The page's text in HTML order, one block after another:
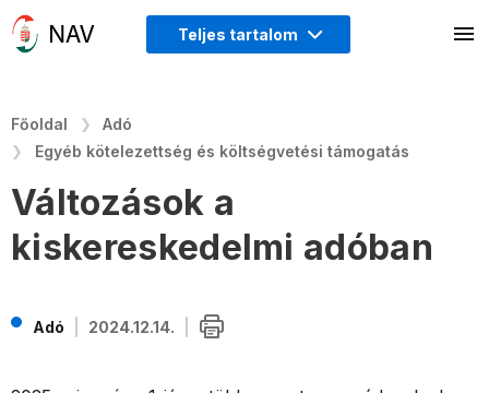
Teljes tartalom
Főoldal
Adó
Egyéb kötelezettség és költségvetési támogatás
Változások a
kiskereskedelmi adóban
Adó 2024.12.14.